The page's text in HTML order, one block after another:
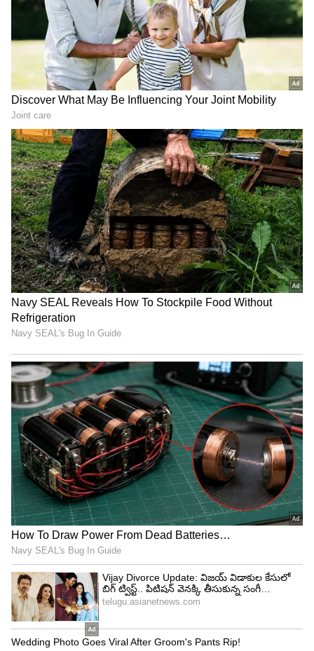
Related Articles
Soundarya: ఎంత స్టార్ అయినా సౌందర్య కాళ్ళు
పట్టుకోవాల్సిందే, ఆ హీరో చేసిన పనిని పబ్లిక్ గా
బయటపెట్టాం
Krrish 4 Update: రూ.500 కోట్లు డిమాండ్ చేస్తున్న
హృతిక్ రోషన్, ఇదెక్కడి అరాచకం బాబోయ్
3
5
Image Credit :Asianet News
భలే భలే మగాడివోయ్
నేచురల్ స్టార్ నాని, డైరెక్టర్ మారుతి కాంబినేషన్ లో వచ్చిన
భలే భలే మగాడివోయ్ చిత్రం ప్రేక్షకుల పొట్ట చెక్కలయ్యేలా
నవ్వించింది. ఆ టైం నాని కెరీర్ లోనే ఈ మూవీ బిగ్గెస్ట్ హిట్
గా నిలిచింది. ఈ మూవీలో నాని, నరేష్, వెన్నెల కిషోర్
కామెడీ టైమింగ్ అద్భుతం అనే చెప్పాలి. ముందుగా ఈ
చిత్రాన్ని మారుతి.. నాగ చైతన్యతో చేయాలని అనుకున్నారు.
కానీ ఆ టైంలో చైతు కాస్త సీరియస్ కథలపై ఫోకస్ పెట్టారు.
దీనితో భలే భలే మగాడివోయ్ చిత్రాన్ని మిస్ చేసుకున్నారు.